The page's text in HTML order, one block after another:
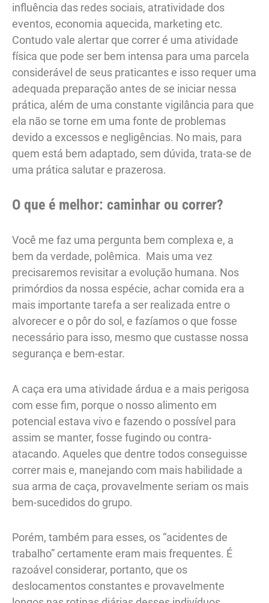
influência das redes sociais, atratividade dos
eventos, economia aquecida, marketing etc.
Contudo vale alertar que correr é uma atividade
física que pode ser bem intensa para uma parcela
considerável de seus praticantes e isso requer uma
adequada preparação antes de se iniciar nessa
prática, além de uma constante vigilância para que
ela não se torne em uma fonte de problemas
devido a excessos e negligências. No mais, para
quem está bem adaptado, sem dúvida, trata-se de
uma prática salutar e prazerosa.
O que é melhor: caminhar ou correr?
Você me faz uma pergunta bem complexa e, a
bem da verdade, polêmica. Mais uma vez
precisaremos revisitar a evolução humana. Nos
primórdios da nossa espécie, achar comida era a
mais importante tarefa a ser realizada entre o
alvorecer e o pôr do sol, e fazíamos o que fosse
necessário para isso, mesmo que custasse nossa
segurança e bem-estar.
A caça era uma atividade árdua e a mais perigosa
com esse fim, porque o nosso alimento em
potencial estava vivo e fazendo o possível para
assim se manter, fosse fugindo ou contra-
atacando. Aqueles que dentre todos conseguisse
correr mais e, manejando com mais habilidade a
sua arma de caça, provavelmente seriam os mais
bem-sucedidos do grupo.
Porém, também para esses, os “acidentes de
trabalho” certamente eram mais frequentes. É
razoável considerar, portanto, que os
deslocamentos constantes e provavelmente